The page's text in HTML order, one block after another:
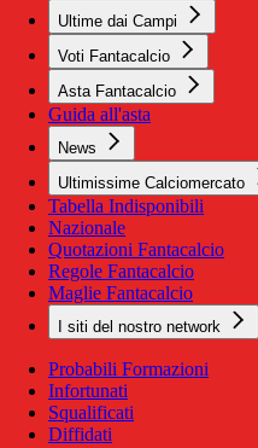
Ultime dai Campi
Voti Fantacalcio
Asta Fantacalcio
Guida all'asta
News
Ultimissime Calciomercato
Tabella Indisponibili
Nazionale
Quotazioni Fantacalcio
Regole Fantacalcio
Maglie Fantacalcio
I siti del nostro network
Probabili Formazioni
Infortunati
Squalificati
Diffidati